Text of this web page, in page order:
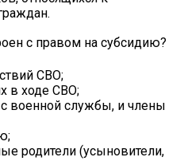
с правом на субсидию?
СВО;
в ходе СВО;
военной службы, и члены
родители (усыновители,